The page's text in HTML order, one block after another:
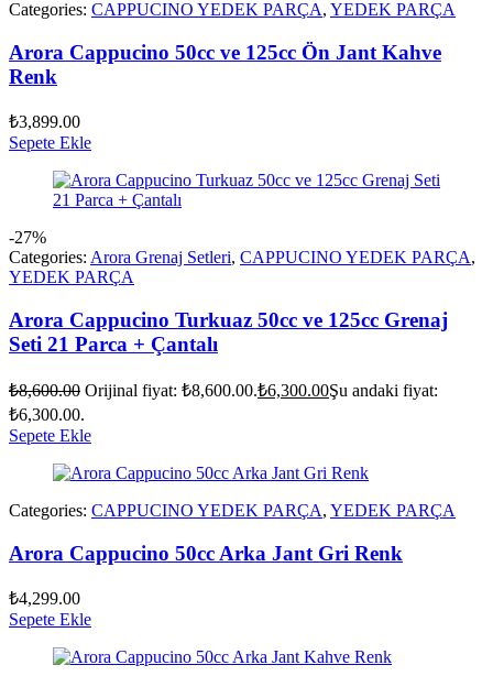
Categories: CAPPUCINO YEDEK PARÇA, YEDEK PARÇA
Arora Cappucino 50cc ve 125cc Ön Jant Kahve
Renk
₺3,899.00
Sepete Ekle
-27%
Categories: Arora Grenaj Setleri, CAPPUCINO YEDEK PARÇA,
YEDEK PARÇA
Arora Cappucino Turkuaz 50cc ve 125cc Grenaj
Seti 21 Parca + Çantalı
₺8,600.00 Orijinal fiyat: ₺8,600.00.₺6,300.00Şu andaki fiyat:
₺6,300.00.
Sepete Ekle
Categories: CAPPUCINO YEDEK PARÇA, YEDEK PARÇA
Arora Cappucino 50cc Arka Jant Gri Renk
₺4,299.00
Sepete Ekle